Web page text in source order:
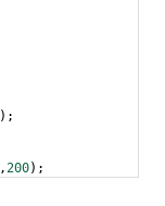
);
,200);